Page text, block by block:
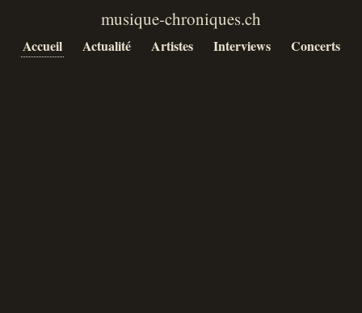
Accueil Actualité Artistes Interviews Concerts